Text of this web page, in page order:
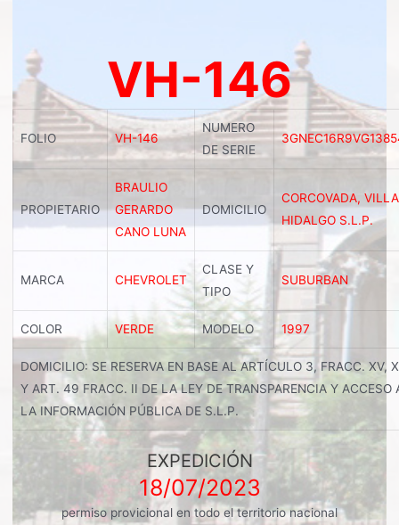
VH-146
FOLIO VH-146
NUMERO
DE SERIE
PROPIETARIO
BRAULIO
GERARDO
CANO LUNA
DOMICILIO
CORCOVADA, VILLA
HIDALGO S.L.P.
MARCA CHEVROLET
CLASE Y
TIPO
SUBURBAN
COLOR VERDE MODELO 1997
DOMICILIO: SE RESERVA EN BASE AL ARTÍCULO 3, FRACC. XV,
Y ART. 49 FRACC. II DE LA LEY DE TRANSPARENCIA Y ACCESO
LA INFORMACIÓN PÚBLICA DE S.L.P.
EXPEDICIÓN
18/07/2023
permiso provicional en todo el territorio nacional